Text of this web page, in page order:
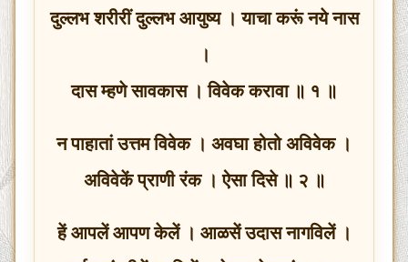
दुल्लभ शरीरीं दुल्लभ आयुष्य । याचा करूं नये नास
।
दास म्हणे सावकास । विवेक करावा ॥ १ ॥
न पाहातां उत्तम विवेक । अवघा होतो अविवेक ।
अविवेकें प्राणी रंक । ऐसा दिसे ॥ २ ॥
हें आपलें आपण केलें । आळसें उदास नागविलें ।